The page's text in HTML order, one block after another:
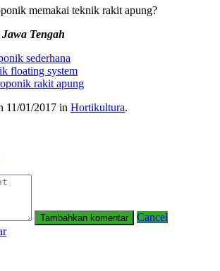
memakai teknik rakit apung?
Tengah
sederhana
floating system
rakit apung
11/01/2017 in Hortikultura.
Cancel